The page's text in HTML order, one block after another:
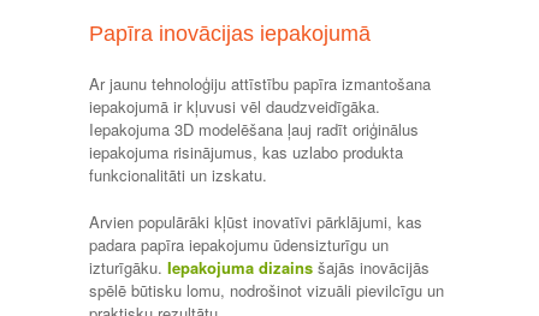
Papīra inovācijas iepakojumā
Ar jaunu tehnoloģiju attīstību papīra izmantošana
iepakojumā ir kļuvusi vēl daudzveidīgāka.
Iepakojuma 3D modelēšana ļauj radīt oriģinālus
iepakojuma risinājumus, kas uzlabo produkta
funkcionalitāti un izskatu.
Arvien populārāki kļūst inovatīvi pārklājumi, kas
padara papīra iepakojumu ūdensizturīgu un
izturīgāku. Iepakojuma dizains šajās inovācijās
spēlē būtisku lomu, nodrošinot vizuāli pievilcīgu un